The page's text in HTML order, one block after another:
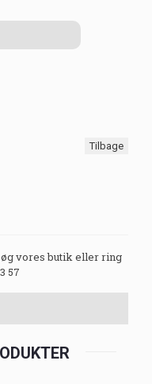
Tilbage
vores butik eller ring
57